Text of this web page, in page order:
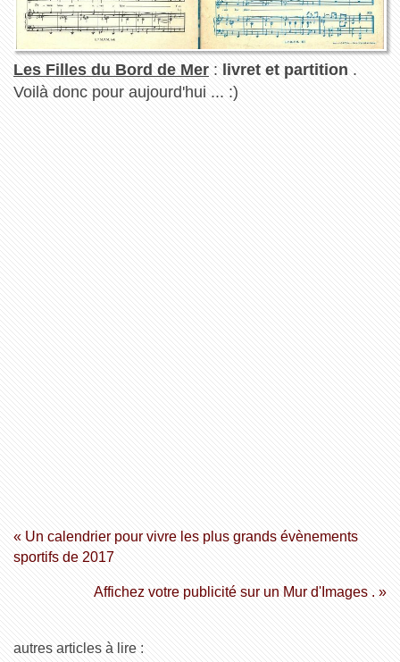
Les Filles du Bord de Mer: livret et partition .
Voilà donc pour aujourd'hui ... :)
« Un calendrier pour vivre les plus grands évènements
sportifs de 2017
Affichez votre publicité sur un Mur d'Images . »
autres articles à lire :